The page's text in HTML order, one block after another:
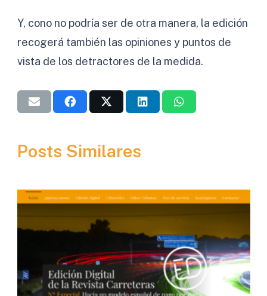
Y, cono no podría ser de otra manera, la edición
recogerá también las opiniones y puntos de
vista de los detractores de la medida.
Posts Similares